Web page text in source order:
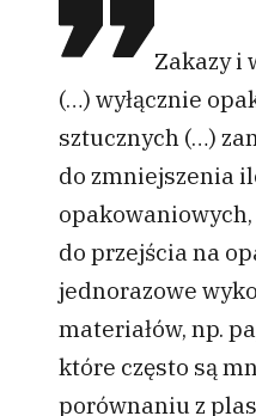
Zakazy i
(…) wyłącznie
sztucznych (…)
do zmniejszenia
do przejścia na
jednorazowe
materiałów, np.
które często są
porównaniu z